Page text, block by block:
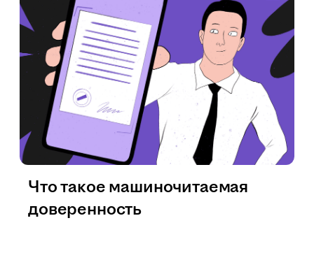
Что такое машиночитаемая
доверенность